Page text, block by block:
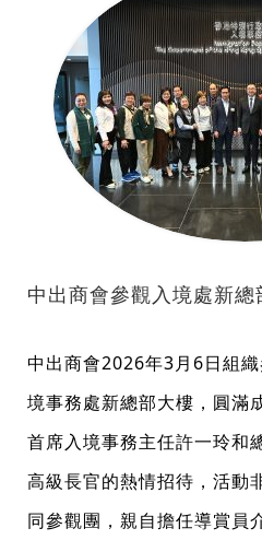
中出商會參觀入境處新
中出商會2026年3月6日組
境事務處新總部大樓，圓滿
首席入境事務主任許一玲和
高級長官的熱情招待，活動
同參觀團，親自擔任導賞員